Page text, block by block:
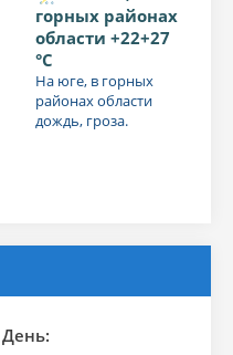
горных районах
области +22+27
°C
На юге, в горных
районах области
дождь, гроза.
День: